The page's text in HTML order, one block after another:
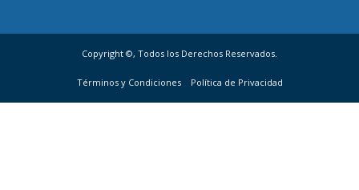
Copyright ©, Todos los Derechos Reservados.
Términos y Condiciones Política de Privacidad